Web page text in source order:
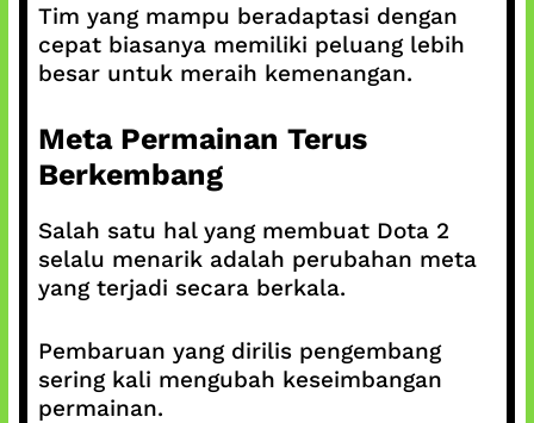
Tim yang mampu beradaptasi dengan
cepat biasanya memiliki peluang lebih
besar untuk meraih kemenangan.
Meta Permainan Terus
Berkembang
Salah satu hal yang membuat Dota 2
selalu menarik adalah perubahan meta
yang terjadi secara berkala.
Pembaruan yang dirilis pengembang
sering kali mengubah keseimbangan
permainan.